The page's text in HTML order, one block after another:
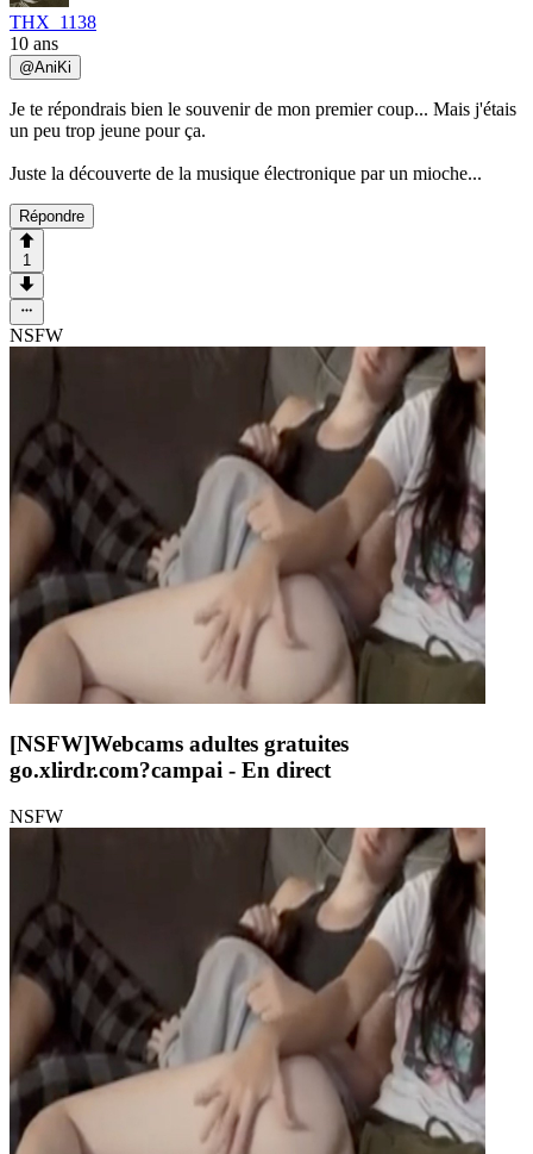
THX_1138
10 ans
@AniKi
Je te répondrais bien le souvenir de mon premier coup... Mais j'étais
un peu trop jeune pour ça.
Juste la découverte de la musique électronique par un mioche...
Répondre
1
NSFW
[NSFW]Webcams adultes gratuites
go.xlirdr.com?campai - En direct
NSFW